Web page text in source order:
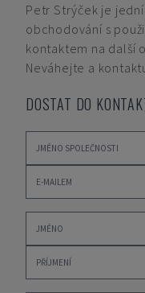
Petr Strýček je
obchodování s
kontaktem na další
Neváhejte a
DOSTAT DO